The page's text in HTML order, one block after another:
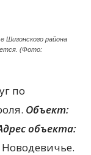
Шигонского района
(Фото:
по
Объект:
объекта: